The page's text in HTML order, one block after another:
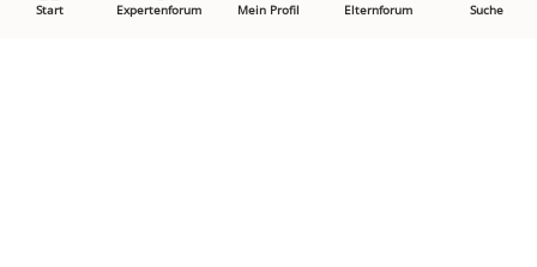
Start Expertenforum Mein Profil Elternforum Suche